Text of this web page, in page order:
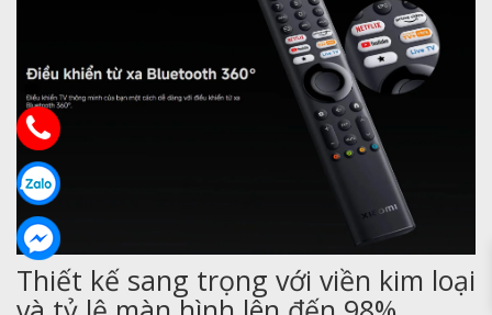
Thiết kế sang trọng với viền kim loại